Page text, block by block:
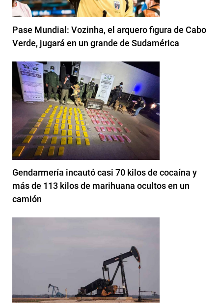
Pase Mundial: Vozinha, el arquero figura de Cabo
Verde, jugará en un grande de Sudamérica
Gendarmería incautó casi 70 kilos de cocaína y
más de 113 kilos de marihuana ocultos en un
camión